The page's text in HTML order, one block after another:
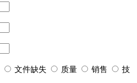
文件缺失 质量 销售
技